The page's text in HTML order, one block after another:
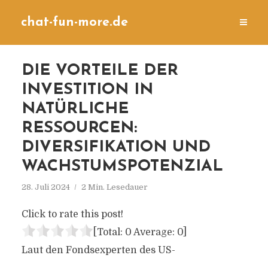
chat-fun-more.de
DIE VORTEILE DER
INVESTITION IN
NATÜRLICHE
RESSOURCEN:
DIVERSIFIKATION UND
WACHSTUMSPOTENZIAL
28. Juli 2024 2 Min. Lesedauer
Click to rate this post!
[Total: 0 Average: 0]
Laut den Fondsexperten des US-